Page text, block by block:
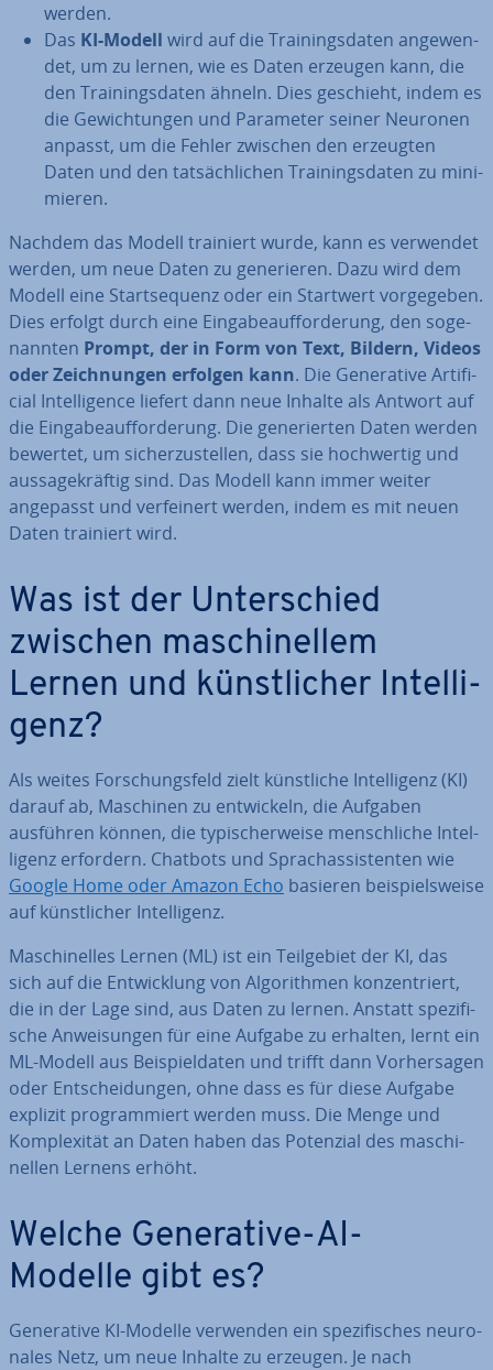
werden.
Das KI-Modell wird auf die Trai­nings­da­ten an­ge­wen­
det, um zu lernen, wie es Daten erzeugen kann, die
den Trai­nings­da­ten ähneln. Dies geschieht, indem es
die Ge­wich­tun­gen und Parameter seiner Neuronen
anpasst, um die Fehler zwischen den erzeugten
Daten und den tat­säch­li­chen Trai­nings­da­ten zu mi­ni­
mie­ren.
Nachdem das Modell trainiert wurde, kann es verwendet
werden, um neue Daten zu ge­ne­rie­ren. Dazu wird dem
Modell eine Start­se­quenz oder ein Startwert vor­ge­ge­ben.
Dies erfolgt durch eine Ein­ga­be­auf­for­de­rung, den so­ge­
nann­ten Prompt, der in Form von Text, Bildern, Videos
oder Zeich­nun­gen erfolgen kann. Die Ge­ne­ra­ti­ve Ar­ti­fi­
ci­al In­tel­li­gence liefert dann neue Inhalte als Antwort auf
die Ein­ga­be­auf­for­de­rung. Die ge­ne­rier­ten Daten werden
bewertet, um si­cher­zu­stel­len, dass sie hoch­wer­tig und
aus­sa­ge­kräf­tig sind. Das Modell kann immer weiter
angepasst und ver­fei­nert werden, indem es mit neuen
Daten trainiert wird.
Was ist der Un­ter­schied
zwischen ma­schi­nel­lem
Lernen und künst­li­cher In­tel­li­
genz?
Als weites For­schungs­feld zielt künst­li­che In­tel­li­genz (KI)
darauf ab, Maschinen zu ent­wi­ckeln, die Aufgaben
ausführen können, die ty­pi­scher­wei­se mensch­li­che In­tel­
li­genz erfordern. Chatbots und Sprach­as­sis­ten­ten wie
Google Home oder Amazon Echo basieren bei­spiels­wei­se
auf künst­li­cher In­tel­li­genz.
Ma­schi­nel­les Lernen (ML) ist ein Teil­ge­biet der KI, das
sich auf die Ent­wick­lung von Al­go­rith­men kon­zen­triert,
die in der Lage sind, aus Daten zu lernen. Anstatt spe­zi­fi­
sche An­wei­sun­gen für eine Aufgabe zu erhalten, lernt ein
ML-Modell aus Bei­spiel­da­ten und trifft dann Vor­her­sa­gen
oder Ent­schei­dun­gen, ohne dass es für diese Aufgabe
explizit pro­gram­miert werden muss. Die Menge und
Kom­ple­xi­tät an Daten haben das Potenzial des ma­schi­
nel­len Lernens erhöht.
Welche Ge­ne­ra­ti­ve-AI-
Modelle gibt es?
Ge­ne­ra­ti­ve KI-Modelle verwenden ein spe­zi­fi­sches neu­ro­
na­les Netz, um neue Inhalte zu erzeugen. Je nach